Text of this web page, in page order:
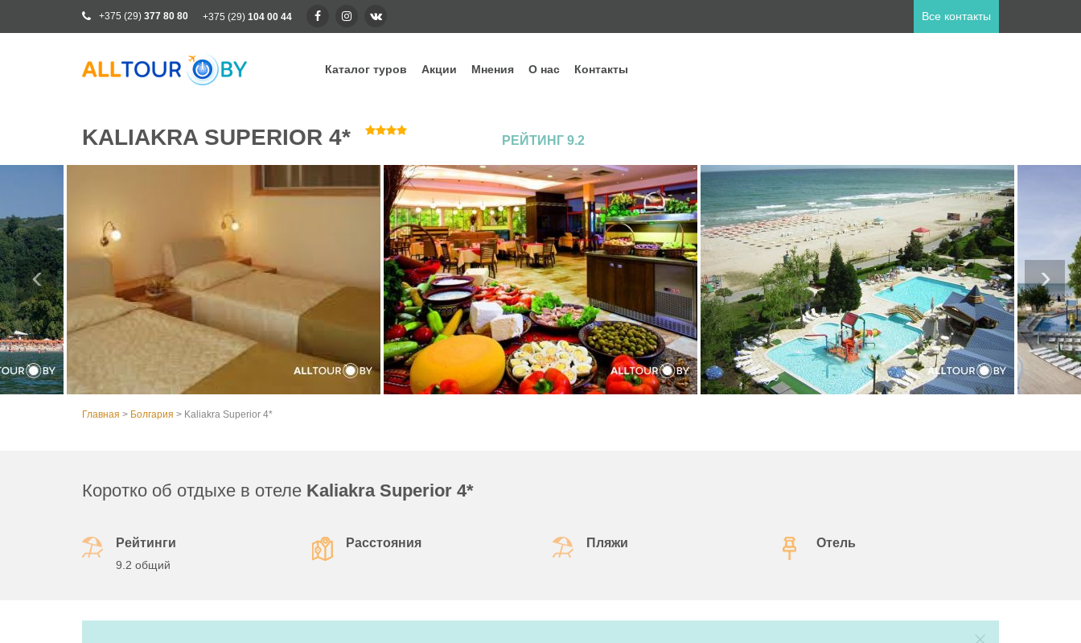
+375 (29) 377 80 80 +375 (29) 104 00 44 Все контакты
Каталог туров
Категории
Отдых с детьми
Круизы
Горящие туры
Клубные туры
Индонезия
Испания Италия
Кипр
Китай Куба
Мальдивы
ОАЭ
Сейшелы Таиланд
Турция
Шри-Ланка
Акции Мнения О нас Контакты
KALIAKRA SUPERIOR 4* РЕЙТИНГ 9.2
Главная > Болгария > Kaliakra Superior 4*
Коротко об отдыхе в отеле Kaliakra Superior 4*
Рейтинги
9.2 общий
Расстояния Пляжи Отель